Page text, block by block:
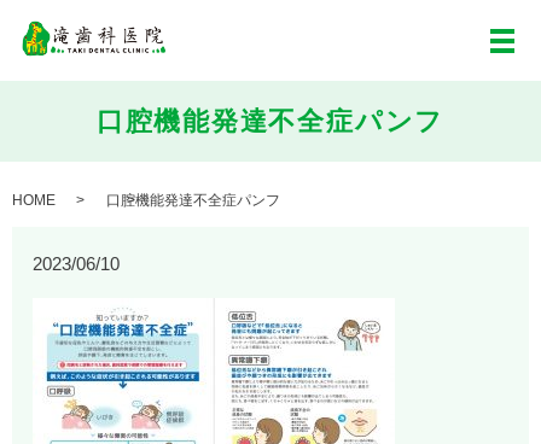
メ
口腔機能発達不全症パンフ
HOME 口腔機能発達不全症パンフ
2023/06/10